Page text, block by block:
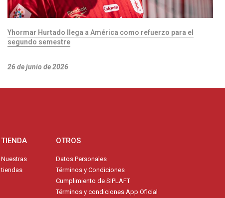
Yhormar Hurtado llega a América como refuerzo para el
segundo semestre
26 de junio de 2026
TIENDA
Nuestras
tiendas
OTROS
Datos Personales
Términos y Condiciones
Cumplimiento de SIPLAFT
Términos y condiciones App Oficial